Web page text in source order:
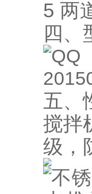
5 两
四、
五、
搅拌
级，